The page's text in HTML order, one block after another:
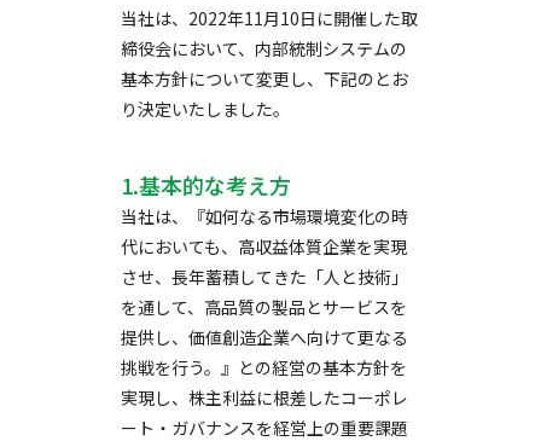
当社は、2022年11月10日に開催した取
締役会において、内部統制システムの
基本方針について変更し、下記のとお
り決定いたしました。
1.基本的な考え方
当社は、『如何なる市場環境変化の時
代においても、高収益体質企業を実現
させ、長年蓄積してきた「人と技術」
を通して、高品質の製品とサービスを
提供し、価値創造企業へ向けて更なる
挑戦を行う。』との経営の基本方針を
実現し、株主利益に根差したコーポレ
ート・ガバナンスを経営上の重要課題